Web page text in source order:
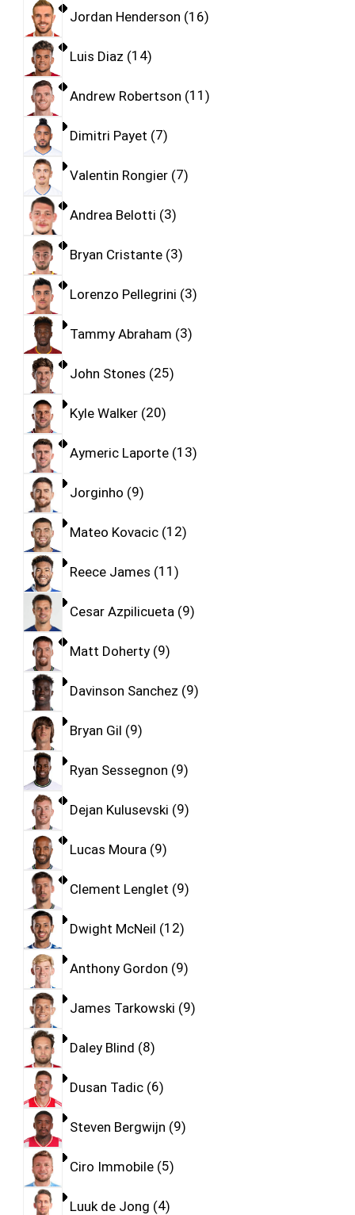
Jordan Henderson 16
Luis Diaz 14
Andrew Robertson 11
Dimitri Payet 7
Valentin Rongier 7
Andrea Belotti 3
Bryan Cristante 3
Lorenzo Pellegrini 3
Tammy Abraham 3
John Stones 25
Kyle Walker 20
Aymeric Laporte 13
Jorginho 9
Mateo Kovacic 12
Reece James 11
Cesar Azpilicueta 9
Matt Doherty 9
Davinson Sanchez 9
Bryan Gil 9
Ryan Sessegnon 9
Dejan Kulusevski 9
Lucas Moura 9
Clement Lenglet 9
Dwight McNeil 12
Anthony Gordon 9
James Tarkowski 9
Daley Blind 8
Dusan Tadic 6
Steven Bergwijn 9
Ciro Immobile 5
Luuk de Jong 4